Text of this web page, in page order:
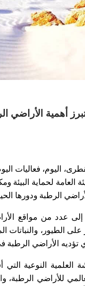
أهمية الأراضي
اليوم، فعاليات
العامة لحماية
الرطبة ودورها
إلى عدد من مواقع
على الطيور،
الأراضي الرطبة
اليوم العالمي للأراضي